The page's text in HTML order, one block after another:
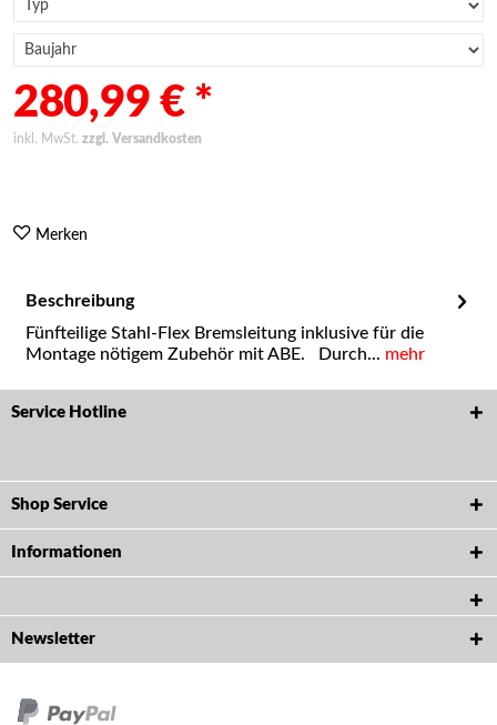
280,99 € *
inkl. MwSt. zzgl. Versandkosten
Merken
Beschreibung
Fünfteilige Stahl-Flex Bremsleitung inklusive für die
Montage nötigem Zubehör mit ABE. Durch... mehr
Service Hotline
Shop Service
Informationen
Newsletter